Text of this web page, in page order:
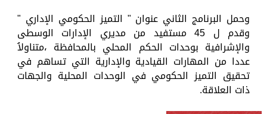
وحمل البرنامج الثاني عنوان " التميز الحكومي الإداري "
وقدم ل 45 مستفيد من مديري الإدارات الوسطى
والإشرافية بوحدات الحكم المحلي بالمحافظة ،متناولاُ
عددا من المهارات القيادية والإدارية التي تساهم في
تحقيق التميز الحكومي في الوحدات المحلية والجهات
ذات العلاقة.